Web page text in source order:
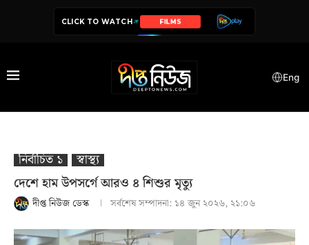
CLICK TO WATCH SERIES
Eng
নির্বাচিত ১
স্বাস্থ‍্য
দেশে হাম উপসর্গে আরও ৪ শিশুর মৃত্যু
দীপ্ত নিউজ ডেস্ক সর্বশেষ সম্পাদনা: ১৪ জুন ২০২৬, ২১:০৬